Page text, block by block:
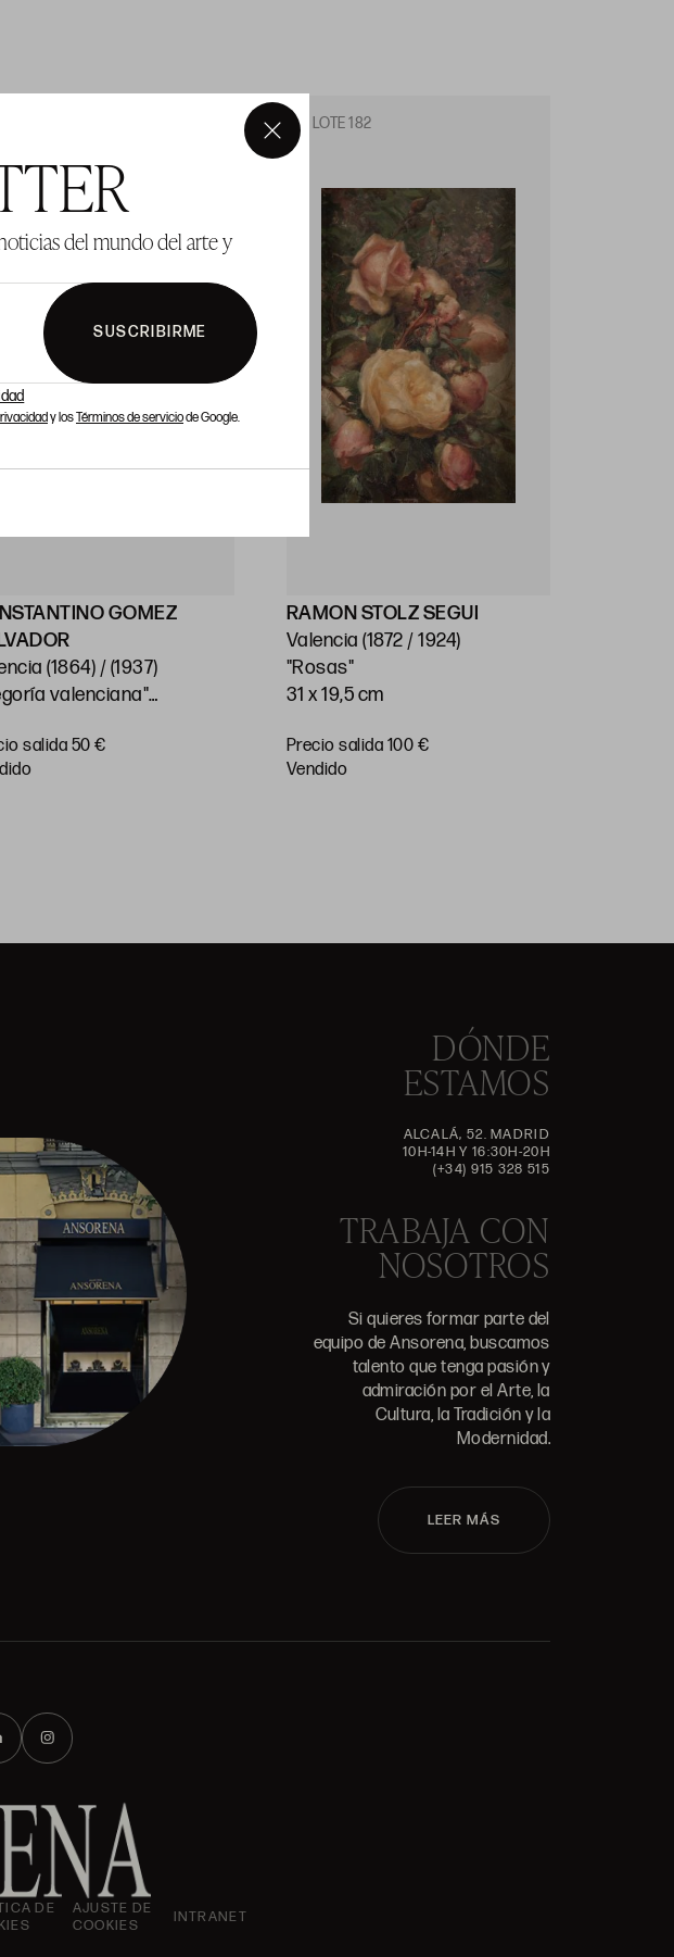
del mundo del arte y
SUSCRIBIRME
y losTérminos de serviciode Google.
×
GOMEZ
Valencia (1864) / (1937)
valenciana"
salida 50 €
LOTE 182
RAMON STOLZ SEGUI
Valencia (1872 / 1924)
"Rosas"
31 x 19,5 cm
Precio salida 100 €
vendido
DÓNDE
ESTAMOS
ALCALÁ, 52. MADRID
10H-14H Y 16:30H-20H
(+34) 915 328 515
TRABAJA CON
NOSOTROS
Si quieres formar parte del
equipo de Ansorena, buscamos
talento que tenga pasión y
admiración por el Arte, la
Cultura, la Tradición y la
Modernidad.
LEER MÁS
DE
AJUSTE DE
COOKIES
INTRANET